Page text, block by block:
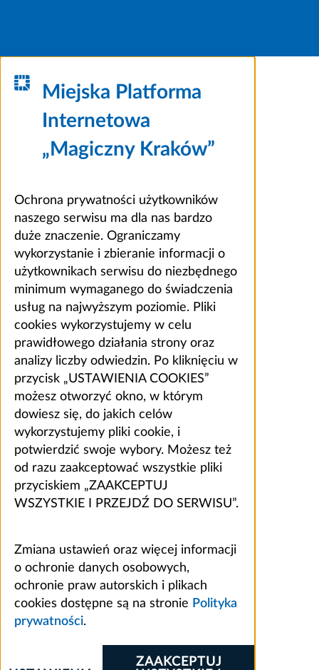
Miejska Platforma
Internetowa
„Magiczny Kraków”
Ochrona prywatności użytkowników
naszego serwisu ma dla nas bardzo
duże znaczenie. Ograniczamy
wykorzystanie i zbieranie informacji o
użytkownikach serwisu do niezbędnego
minimum wymaganego do świadczenia
usług na najwyższym poziomie. Pliki
cookies wykorzystujemy w celu
prawidłowego działania strony oraz
analizy liczby odwiedzin. Po kliknięciu w
przycisk „USTAWIENIA COOKIES”
możesz otworzyć okno, w którym
dowiesz się, do jakich celów
wykorzystujemy pliki cookie, i
potwierdzić swoje wybory. Możesz też
od razu zaakceptować wszystkie pliki
przyciskiem „ZAAKCEPTUJ
WSZYSTKIE I PRZEJDŹ DO SERWISU”.
Zmiana ustawień oraz więcej informacji
o ochronie danych osobowych,
ochronie praw autorskich i plikach
cookies dostępne są na stronie Polityka
prywatności.
ZAAKCEPTUJ